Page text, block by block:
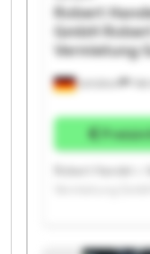
Schüttorf
Robert
GmbH
Vermietung
GmbH Robert
Vermietung